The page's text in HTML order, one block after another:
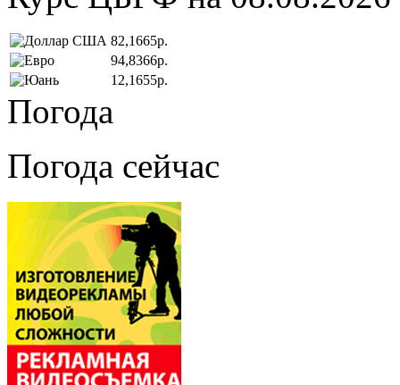
82,1665р.
94,8366р.
12,1655р.
Погода
Погода сейчас